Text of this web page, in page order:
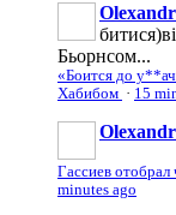
Бьорнсом...
«Боится до
Хабибом · 15
Гассиев отобрал
minutes ago